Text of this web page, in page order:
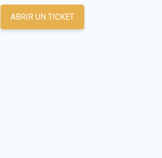
ABRIR UN TICKET